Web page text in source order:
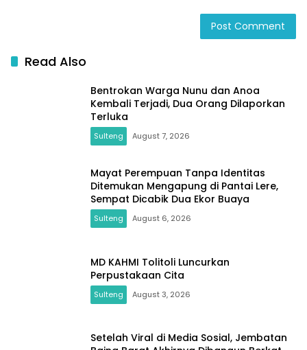
Read Also
Bentrokan Warga Nunu dan Anoa
Kembali Terjadi, Dua Orang Dilaporkan
Terluka
Sulteng August 7, 2026
Mayat Perempuan Tanpa Identitas
Ditemukan Mengapung di Pantai Lere,
Sempat Dicabik Dua Ekor Buaya
Sulteng August 6, 2026
MD KAHMI Tolitoli Luncurkan
Perpustakaan Cita
Sulteng August 3, 2026
Setelah Viral di Media Sosial, Jembatan